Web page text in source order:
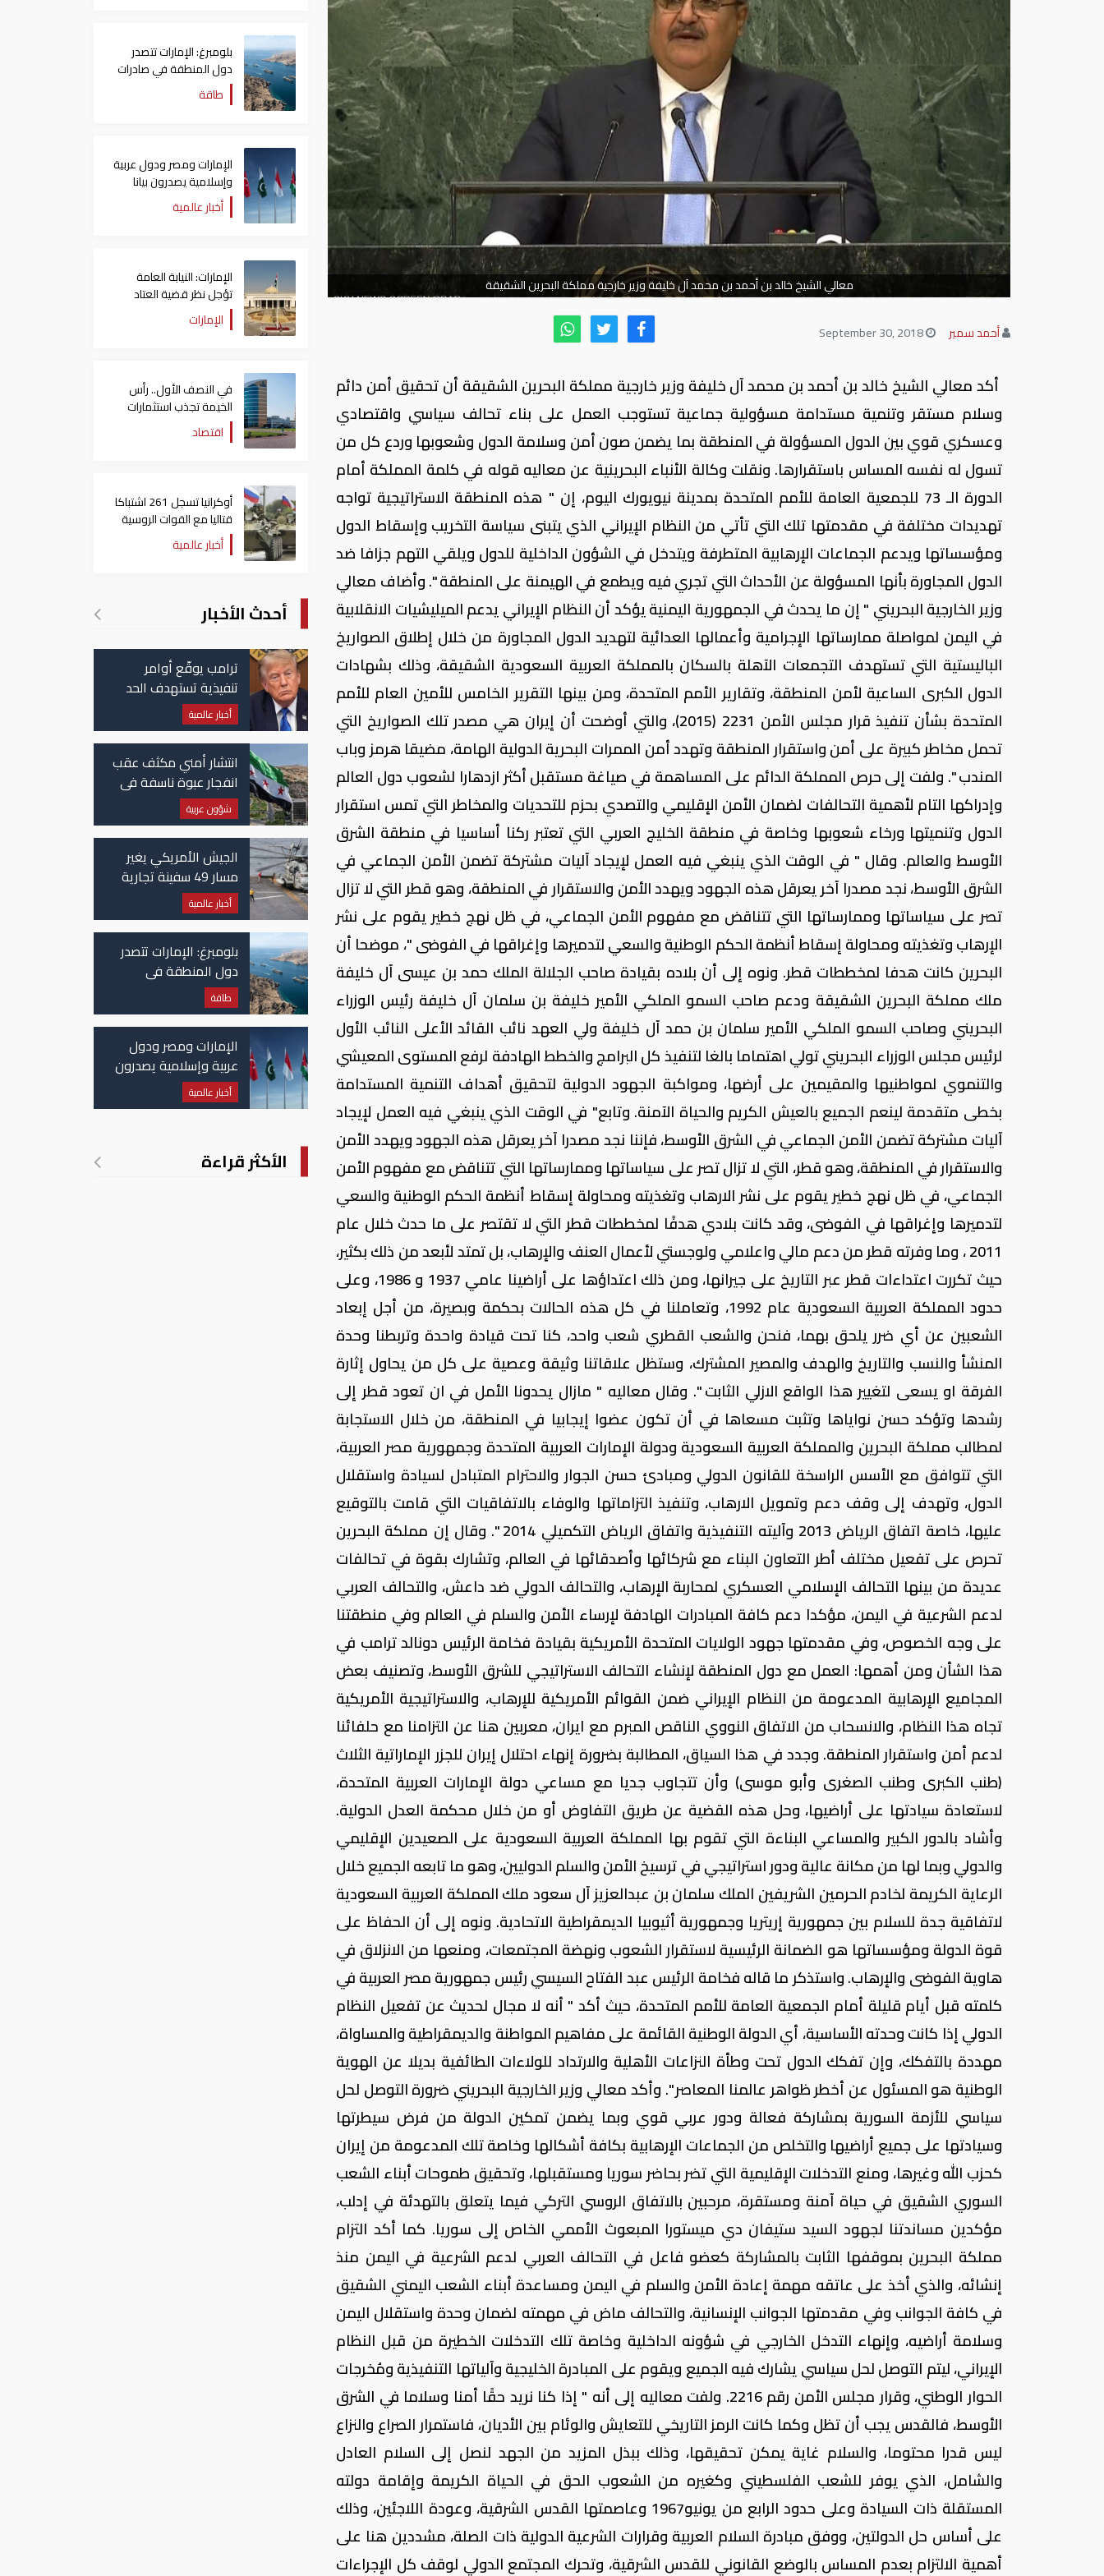
معالي الشيخ خالد بن أحمد بن محمد آل خليفة وزير خارجية مملكة البحرين الشقيقة
أحمد سمير
أكد معالي الشيخ خالد بن أحمد بن محمد آل خليفة وزير خارجية مملكة البحرين الشقيقة أن تحقيق أمن دائم
وسلام مستقر وتنمية مستدامة مسؤولية جماعية تستوجب العمل على بناء تحالف سياسي واقتصادي
وعسكري قوي بين الدول المسؤولة في المنطقة بما يضمن صون أمن وسلامة الدول وشعوبها وردع كل من
تسول له نفسه المساس باستقرارها. ونقلت وكالة الأنباء البحرينية عن معاليه قوله في كلمة المملكة أمام
الدورة الـ 73 للجمعية العامة للأمم المتحدة بمدينة نيويورك اليوم، إن " هذه المنطقة الاستراتيجية تواجه
تهديدات مختلفة في مقدمتها تلك التي تأتي من النظام الإيراني الذي يتبنى سياسة التخريب وإسقاط الدول
ومؤسساتها ويدعم الجماعات الإرهابية المتطرفة ويتدخل في الشؤون الداخلية للدول ويلقي التهم جزافا ضد
الدول المجاورة بأنها المسؤولة عن الأحداث التي تجري فيه ويطمع في الهيمنة على المنطقة ". وأضاف معالي
وزير الخارجية البحريني " إن ما يحدث في الجمهورية اليمنية يؤكد أن النظام الإيراني يدعم الميليشيات الانقلابية
في اليمن لمواصلة ممارساتها الإجرامية وأعمالها العدائية لتهديد الدول المجاورة من خلال إطلاق الصواريخ
الباليستية التي تستهدف التجمعات الآهلة بالسكان بالمملكة العربية السعودية الشقيقة، وذلك بشهادات
الدول الكبرى الساعية لأمن المنطقة، وتقارير الأمم المتحدة، ومن بينها التقرير الخامس للأمين العام للأمم
المتحدة بشأن تنفيذ قرار مجلس الأمن 2231 (2015)، والتي أوضحت أن إيران هي مصدر تلك الصواريخ التي
تحمل مخاطر كبيرة على أمن واستقرار المنطقة وتهدد أمن الممرات البحرية الدولية الهامة، مضيقا هرمز وباب
المندب ". ولفت إلى حرص المملكة الدائم على المساهمة في صياغة مستقبل أكثر ازدهارا لشعوب دول العالم
وإدراكها التام لأهمية التحالفات لضمان الأمن الإقليمي والتصدي بحزم للتحديات والمخاطر التي تمس استقرار
الدول وتنميتها ورخاء شعوبها وخاصة في منطقة الخليج العربي التي تعتبر ركنا أساسيا في منطقة الشرق
الأوسط والعالم. وقال " في الوقت الذي ينبغي فيه العمل لإيجاد آليات مشتركة تضمن الأمن الجماعي في
الشرق الأوسط، نجد مصدرا آخر يعرقل هذه الجهود ويهدد الأمن والاستقرار في المنطقة، وهو قطر التي لا تزال
تصر على سياساتها وممارساتها التي تتناقض مع مفهوم الأمن الجماعي، في ظل نهج خطير يقوم على نشر
الإرهاب وتغذيته ومحاولة إسقاط أنظمة الحكم الوطنية والسعي لتدميرها وإغراقها في الفوضى "، موضحا أن
البحرين كانت هدفا لمخططات قطر. ونوه إلى أن بلاده بقيادة صاحب الجلالة الملك حمد بن عيسى آل خليفة
ملك مملكة البحرين الشقيقة ودعم صاحب السمو الملكي الأمير خليفة بن سلمان آل خليفة رئيس الوزراء
البحريني وصاحب السمو الملكي الأمير سلمان بن حمد آل خليفة ولي العهد نائب القائد الأعلى النائب الأول
لرئيس مجلس الوزراء البحريني تولي اهتماما بالغا لتنفيذ كل البرامج والخطط الهادفة لرفع المستوى المعيشي
والتنموي لمواطنيها والمقيمين على أرضها، ومواكبة الجهود الدولية لتحقيق أهداف التنمية المستدامة
بخطى متقدمة لينعم الجميع بالعيش الكريم والحياة الآمنة. وتابع" في الوقت الذي ينبغي فيه العمل لإيجاد
آليات مشتركة تضمن الأمن الجماعي في الشرق الأوسط، فإننا نجد مصدرا آخر يعرقل هذه الجهود ويهدد الأمن
والاستقرار في المنطقة، وهو قطر، التي لا تزال تصر على سياساتها وممارساتها التي تتناقض مع مفهوم الأمن
الجماعي، في ظل نهج خطير يقوم على نشر الارهاب وتغذيته ومحاولة إسقاط أنظمة الحكم الوطنية والسعي
لتدميرها وإغراقها في الفوضى، وقد كانت بلادي هدفًا لمخططات قطر التي لا تقتصر على ما حدث خلال عام
2011 ، وما وفرته قطر من دعم مالي واعلامي ولوجستي لأعمال العنف والإرهاب، بل تمتد لأبعد من ذلك بكثير،
حيث تكررت اعتداءات قطر عبر التاريخ على جيرانها، ومن ذلك اعتداؤها على أراضينا عامي 1937 و 1986، وعلى
حدود المملكة العربية السعودية عام 1992، وتعاملنا في كل هذه الحالات بحكمة وبصيرة، من أجل إبعاد
الشعبين عن أي ضرر يلحق بهما، فنحن والشعب القطري شعب واحد، كنا تحت قيادة واحدة وتربطنا وحدة
المنشأ والنسب والتاريخ والهدف والمصير المشترك، وستظل علاقاتنا وثيقة وعصية على كل من يحاول إثارة
الفرقة او يسعى لتغيير هذا الواقع الازلي الثابت ". وقال معاليه " مازال يحدونا الأمل في ان تعود قطر إلى
رشدها وتؤكد حسن نواياها وتثبت مسعاها في أن تكون عضوا إيجابيا في المنطقة، من خلال الاستجابة
لمطالب مملكة البحرين والمملكة العربية السعودية ودولة الإمارات العربية المتحدة وجمهورية مصر العربية،
التي تتوافق مع الأسس الراسخة للقانون الدولي ومبادئ حسن الجوار والاحترام المتبادل لسيادة واستقلال
الدول، وتهدف إلى وقف دعم وتمويل الارهاب، وتنفيذ التزاماتها والوفاء بالاتفاقيات التي قامت بالتوقيع
عليها، خاصة اتفاق الرياض 2013 وآليته التنفيذية واتفاق الرياض التكميلي 2014 ". وقال إن مملكة البحرين
تحرص على تفعيل مختلف أطر التعاون البناء مع شركائها وأصدقائها في العالم، وتشارك بقوة في تحالفات
عديدة من بينها التحالف الإسلامي العسكري لمحاربة الإرهاب، والتحالف الدولي ضد داعش، والتحالف العربي
لدعم الشرعية في اليمن، مؤكدا دعم كافة المبادرات الهادفة لإرساء الأمن والسلم في العالم وفي منطقتنا
على وجه الخصوص، وفي مقدمتها جهود الولايات المتحدة الأمريكية بقيادة فخامة الرئيس دونالد ترامب في
هذا الشأن ومن أهمها: العمل مع دول المنطقة لإنشاء التحالف الاستراتيجي للشرق الأوسط، وتصنيف بعض
المجاميع الإرهابية المدعومة من النظام الإيراني ضمن القوائم الأمريكية للإرهاب، والاستراتيجية الأمريكية
تجاه هذا النظام، والانسحاب من الاتفاق النووي الناقص المبرم مع ايران، معربين هنا عن التزامنا مع حلفائنا
لدعم أمن واستقرار المنطقة. وجدد في هذا السياق، المطالبة بضرورة إنهاء احتلال إيران للجزر الإماراتية الثلاث
(طنب الكبرى وطنب الصغرى وأبو موسى) وأن تتجاوب جديا مع مساعي دولة الإمارات العربية المتحدة،
لاستعادة سيادتها على أراضيها، وحل هذه القضية عن طريق التفاوض أو من خلال محكمة العدل الدولية.
وأشاد بالدور الكبير والمساعي البناءة التي تقوم بها المملكة العربية السعودية على الصعيدين الإقليمي
والدولي وبما لها من مكانة عالية ودور استراتيجي في ترسيخ الأمن والسلم الدوليين، وهو ما تابعه الجميع خلال
الرعاية الكريمة لخادم الحرمين الشريفين الملك سلمان بن عبدالعزيز آل سعود ملك المملكة العربية السعودية
لاتفاقية جدة للسلام بين جمهورية إريتريا وجمهورية أثيوبيا الديمقراطية الاتحادية. ونوه إلى أن الحفاظ على
قوة الدولة ومؤسساتها هو الضمانة الرئيسية لاستقرار الشعوب ونهضة المجتمعات، ومنعها من الانزلاق في
هاوية الفوضى والإرهاب. واستذكر ما قاله فخامة الرئيس عبد الفتاح السيسي رئيس جمهورية مصر العربية في
كلمته قبل أيام قليلة أمام الجمعية العامة للأمم المتحدة، حيث أكد " أنه لا مجال لحديث عن تفعيل النظام
الدولي إذا كانت وحدته الأساسية، أي الدولة الوطنية القائمة على مفاهيم المواطنة والديمقراطية والمساواة،
مهددة بالتفكك، وإن تفكك الدول تحت وطأة النزاعات الأهلية والارتداد للولاءات الطائفية بديلا عن الهوية
الوطنية هو المسئول عن أخطر ظواهر عالمنا المعاصر ". وأكد معالي وزير الخارجية البحريني ضرورة التوصل لحل
سياسي للأزمة السورية بمشاركة فعالة ودور عربي قوي وبما يضمن تمكين الدولة من فرض سيطرتها
وسيادتها على جميع أراضيها والتخلص من الجماعات الإرهابية بكافة أشكالها وخاصة تلك المدعومة من إيران
كحزب الله وغيرها، ومنع التدخلات الإقليمية التي تضر بحاضر سوريا ومستقبلها، وتحقيق طموحات أبناء الشعب
السوري الشقيق في حياة آمنة ومستقرة، مرحبين بالاتفاق الروسي التركي فيما يتعلق بالتهدئة في إدلب،
مؤكدين مساندتنا لجهود السيد ستيفان دي ميستورا المبعوث الأممي الخاص إلى سوريا. كما أكد التزام
مملكة البحرين بموقفها الثابت بالمشاركة كعضو فاعل في التحالف العربي لدعم الشرعية في اليمن منذ
إنشائه، والذي أخذ على عاتقه مهمة إعادة الأمن والسلم في اليمن ومساعدة أبناء الشعب اليمني الشقيق
في كافة الجوانب وفي مقدمتها الجوانب الإنسانية، والتحالف ماض في مهمته لضمان وحدة واستقلال اليمن
وسلامة أراضيه، وإنهاء التدخل الخارجي في شؤونه الداخلية وخاصة تلك التدخلات الخطيرة من قبل النظام
الإيراني، ليتم التوصل لحل سياسي يشارك فيه الجميع ويقوم على المبادرة الخليجية وآلياتها التنفيذية ومُخرجات
الحوار الوطني، وقرار مجلس الأمن رقم 2216. ولفت معاليه إلى أنه " إذا كنا نريد حقًا أمنا وسلاما في الشرق
الأوسط، فالقدس يجب أن تظل وكما كانت الرمز التاريخي للتعايش والوئام بين الأديان، فاستمرار الصراع والنزاع
ليس قدرا محتوما، والسلام غاية يمكن تحقيقها، وذلك ببذل المزيد من الجهد لنصل إلى السلام العادل
والشامل، الذي يوفر للشعب الفلسطيني وكغيره من الشعوب الحق في الحياة الكريمة وإقامة دولته
المستقلة ذات السيادة وعلى حدود الرابع من يونيو1967 وعاصمتها القدس الشرقية، وعودة اللاجئين، وذلك
على أساس حل الدولتين، ووفق مبادرة السلام العربية وقرارات الشرعية الدولية ذات الصلة، مشددين هنا على
أهمية الالتزام بعدم المساس بالوضع القانوني للقدس الشرقية، وتحرك المجتمع الدولي لوقف كل الإجراءات
بلومبرغ: الإمارات تتصدر
دول المنطقة في صادرات
النفط عبر مضيق هرمز
طاقة
الإمارات ومصر ودول عربية
وإسلامية يصدرون بيانا
مشتركا بشأن الانتهاكات
الإسرائيلية في غزة
أخبار عالمية
الإمارات: النيابة العامة
تؤجل نظر قضية العتاد
العسكري للسودان
الإمارات
في النصف الأول.. رأس
الخيمة تجذب استثمارات
تتجاوز 771 مليون درهماقتصاد
أوكرانيا تسجل 261 اشتباكا
قتاليا مع القوات الروسية
أخبار عالمية
أحدث الأخبار
ترامب يوقّع أوامر
تنفيذية تستهدف الحد
من منح الجنسية
الأمريكية بالولادة
أخبار عالمية
انتشار أمني مكثف عقب
انفجار عبوة ناسفة في
حافلة ركاب في سوريا
شؤون عربية
الجيش الأمريكي يغير
مسار 49 سفينة تجارية
في مضيق هرمز
أخبار عالمية
بلومبرغ: الإمارات تتصدر
دول المنطقة في
صادرات النفط عبر مضيق
هرمز
طاقة
الإمارات ومصر ودول
عربية وإسلامية يصدرون
بيانا مشتركا بشأن
الانتهاكات الإسرائيلية
أخبار عالمية
الأكثر قراءة